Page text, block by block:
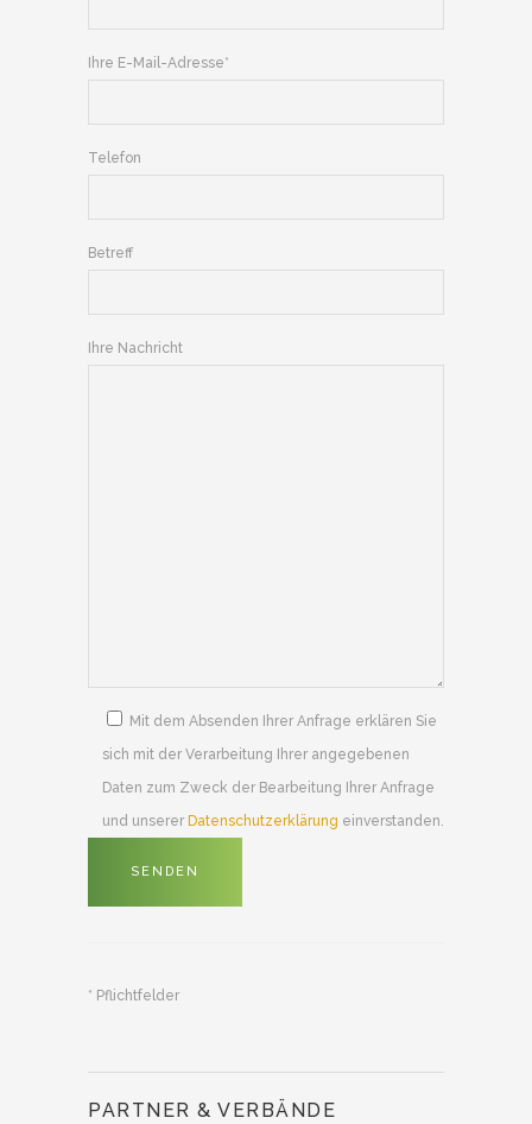
Ihre E-Mail-Adresse*
Telefon
Betreff
Ihre Nachricht
Mit dem Absenden Ihrer Anfrage erklären Sie
sich mit der Verarbeitung Ihrer angegebenen
Daten zum Zweck der Bearbeitung Ihrer Anfrage
und unserer Datenschutzerklärung einverstanden.
* Pflichtfelder
PARTNER & VERBÄNDE